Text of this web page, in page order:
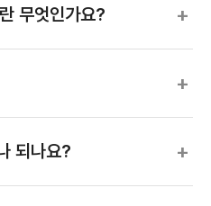
무엇인가요? +
+
되나요? +